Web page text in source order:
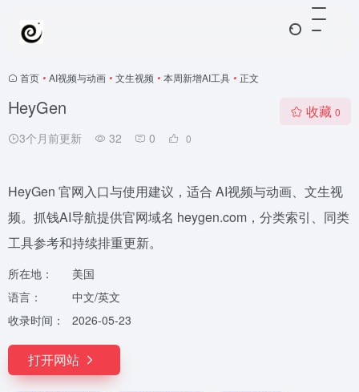
首页 • AI视频与动画 • 文生视频 • 本周新增AI工具 • 正文
HeyGen
3个月前更新 32 0 0
收藏 0
HeyGen 官网入口与使用建议，适合 AI视频与动画、文生视
频。抓钱AI导航提供官网域名 heygen.com，分类索引、同类
工具参考和持续排重更新。
所在地：
美国
语言：
中文/英文
收录时间：
2026-05-23
打开网站